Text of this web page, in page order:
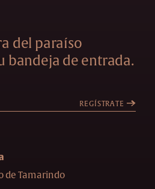
del paraíso
bandeja de entrada.
REGÍSTRATE
de Tamarindo